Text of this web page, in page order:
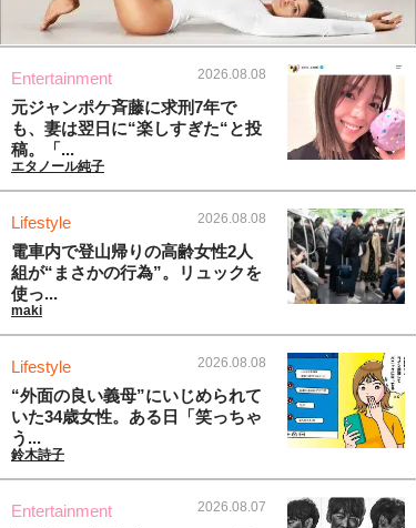
Entertainment 2026.08.08
元ジャンポケ斉藤に求刑7年で
も、妻は翌日に“楽しすぎた“と投
稿。「...
エタノール純子
Lifestyle 2026.08.08
電車内で登山帰りの高齢女性2人
組が“まさかの行為”。リュックを
使っ...
maki
Lifestyle 2026.08.08
“外面の良い義母”にいじめられて
いた34歳女性。ある日「笑っちゃ
う...
鈴木詩子
Entertainment 2026.08.07